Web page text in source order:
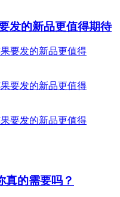
发的新品更值得期待
真的需要吗？